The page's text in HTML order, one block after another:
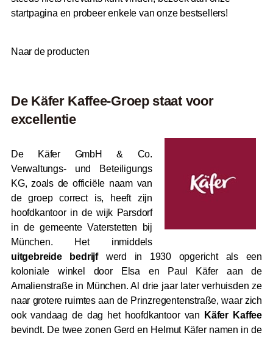
startpagina en probeer enkele van onze bestsellers!
Naar de producten
De Käfer Kaffee-Groep staat voor
excellentie
De Käfer GmbH & Co.
Verwaltungs- und Beteiligungs
KG, zoals de officiële naam van
de groep correct is, heeft zijn
hoofdkantoor in de wijk Parsdorf
in de gemeente Vaterstetten bij
München. Het inmiddels
uitgebreide bedrijfwerd in 1930 opgericht als een
koloniale winkel door Elsa en Paul Käfer aan de
Amalienstraße in München. Al drie jaar later verhuisden ze
naar grotere ruimtes aan de Prinzregentenstraße, waar zich
ook vandaag de dag het hoofdkantoor van
Käfer Kaffee
bevindt. De twee zonen Gerd en Helmut Käfer namen in de